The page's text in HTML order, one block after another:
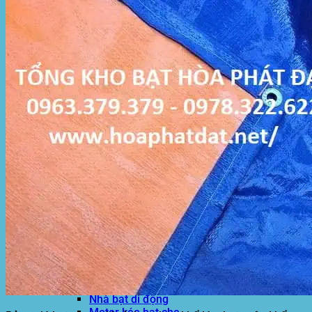
Hòa Phát Đạt
Giới thiệu Hòa Phát Đạt
Sản Phẩm Bạt Che Ngoài Trời
Bạt che nắng mưa
Bạt kéo ngoài trời
Bạt che tự cuốn
Bạt nhựa xanh cam
Bạt sọc 3 màu
Bạt nhựa giá rẻ
Bạt lót ao hồ
Bạt nhựa đen HDPE
Màng chống thấm HDPE
Sản Phẩm Dù Che Ngoài Trời
Dù che nắng
Dù che quán cafe
Dù che sự kiện
Dù lệch tâm
Sản Phẩm Mái Che Di Động
Mái hiên di động
Mái xếp di động
Nhà bạt di động